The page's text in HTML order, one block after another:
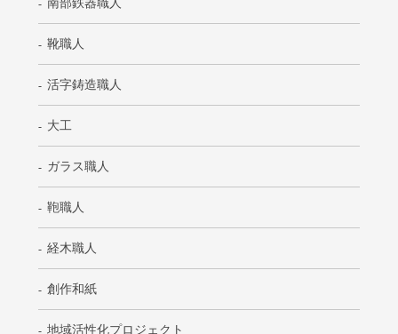
南部鉄器職人
靴職人
活字鋳造職人
大工
ガラス職人
鞄職人
経木職人
創作和紙
地域活性化プロジェクト